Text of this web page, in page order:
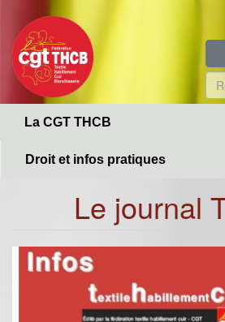
contenu
principal
La CGT THCB
Droit et infos pratiques
Le journal